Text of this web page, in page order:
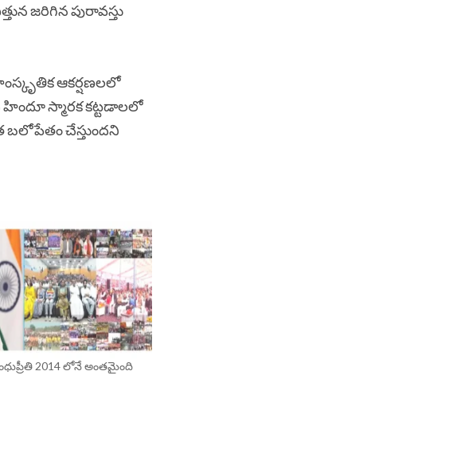
జరిగిన పురావస్తు
ఆకర్షణలలో
హిందూ స్మారక కట్టడాలలో
బలోపేతం చేస్తుందని
2014 లోనే అంతమైంది